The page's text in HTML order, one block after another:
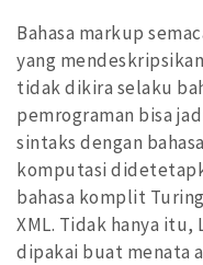
Bahasa markup
yang
tidak dikira selaku
pemrograman bisa
sintaks dengan
komputasi
bahasa komplit
XML. Tidak hanya itu,
dipakai buat menata